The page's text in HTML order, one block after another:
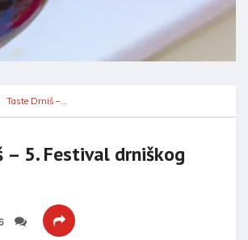
Taste Drniš –…
– 5. Festival drniškog